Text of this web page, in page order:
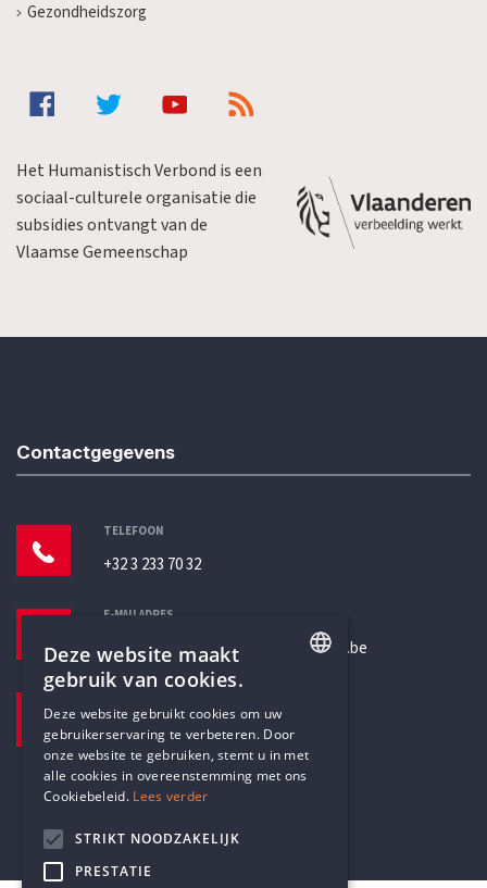
Gezondheidszorg
Het Humanistisch Verbond is een
sociaal-culturele organisatie die
subsidies ontvangt van de
Vlaamse Gemeenschap
Contactgegevens
TELEFOON
+32 3 233 70 32
E-MAILADRES
secretariaat@humanistischverbond.be
Pottenbrug 4
Antwerpen, 2000
DUTCH
Deze website maakt
gebruik van cookies.
Deze website gebruikt cookies om uw
gebruikerservaring te verbeteren. Door
onze website te gebruiken, stemt u in met
alle cookies in overeenstemming met ons
Cookiebeleid. Lees verder
STRIKT NOODZAKELIJK
PRESTATIE